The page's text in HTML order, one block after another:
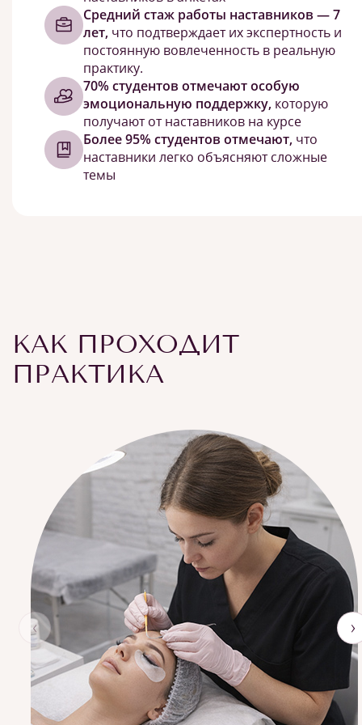
Средний стаж работы наставников — 7
лет, что подтверждает их экспертность и
постоянную вовлеченность в реальную
практику.
70% студентов отмечают особую
эмоциональную поддержку, которую
получают от наставников на курсе
Более 95% студентов отмечают, что
наставники легко объясняют сложные
темы
КАК ПРОХОДИТ
ПРАКТИКА
‹ ›